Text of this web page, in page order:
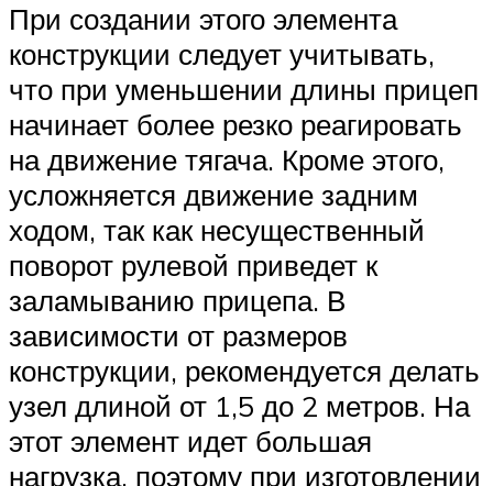
При создании этого элемента
конструкции следует учитывать,
что при уменьшении длины прицеп
начинает более резко реагировать
на движение тягача. Кроме этого,
усложняется движение задним
ходом, так как несущественный
поворот рулевой приведет к
заламыванию прицепа. В
зависимости от размеров
конструкции, рекомендуется делать
узел длиной от 1,5 до 2 метров. На
этот элемент идет большая
нагрузка, поэтому при изготовлении